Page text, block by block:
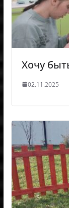
Хочу
02.11.2025